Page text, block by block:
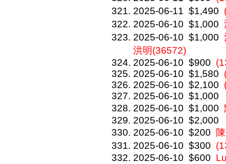
2025-06-11 $1,490
2025-06-10 $1,000
2025-06-10 $1,000
洪明(36572)
2025-06-10 $900
2025-06-10 $1,580
2025-06-10 $2,100
2025-06-10 $1,000
2025-06-10 $1,000
2025-06-10 $2,000
2025-06-10 $200
2025-06-10 $300
2025-06-10 $600